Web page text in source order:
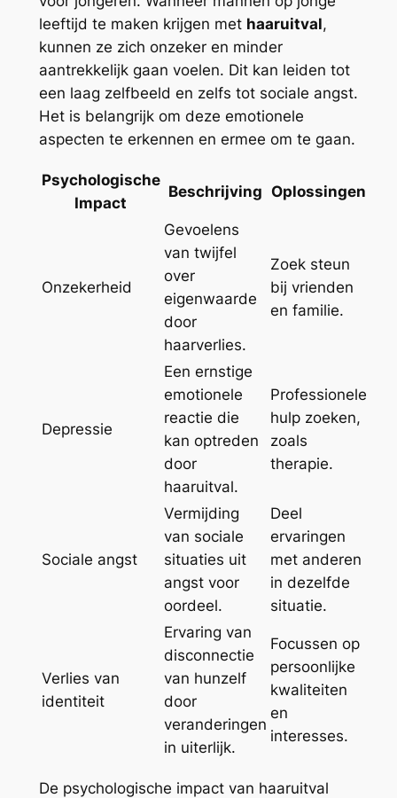
leeftijd te maken krijgen met haaruitval,
kunnen ze zich onzeker en minder
aantrekkelijk gaan voelen. Dit kan leiden tot
een laag zelfbeeld en zelfs tot sociale angst.
Het is belangrijk om deze emotionele
aspecten te erkennen en ermee om te gaan.
Psychologische
Impact
Beschrijving Oplossingen
Onzekerheid
Gevoelens
van twijfel
over
eigenwaarde
door
haarverlies.
Zoek steun
bij vrienden
en familie.
Depressie
Een ernstige
emotionele
reactie die
kan optreden
door
haaruitval.
Professionele
hulp zoeken,
zoals
therapie.
Sociale angst
Vermijding
van sociale
situaties uit
angst voor
oordeel.
Deel
ervaringen
met anderen
in dezelfde
situatie.
Verlies van
identiteit
Ervaring van
disconnectie
van hunzelf
door
veranderingen
in uiterlijk.
Focussen op
persoonlijke
kwaliteiten
en
interesses.
De psychologische impact van haaruitval